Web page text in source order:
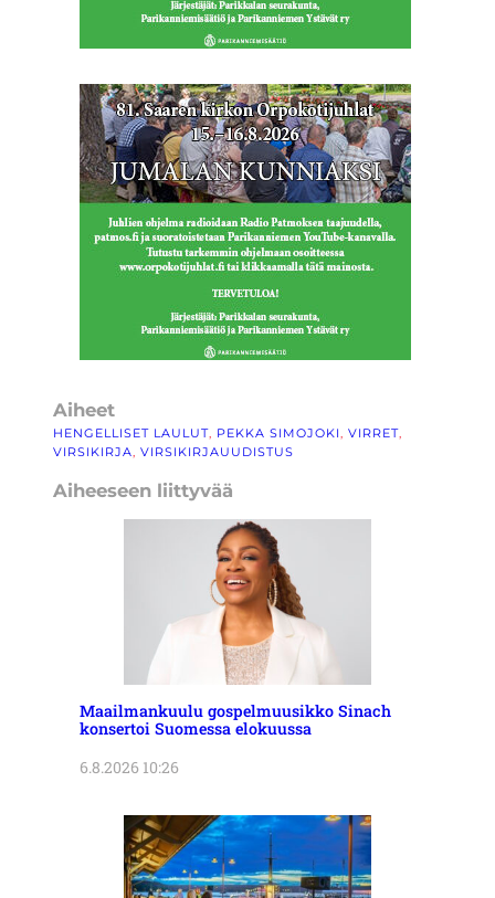
Aiheet
HENGELLISET LAULUT, PEKKA SIMOJOKI, VIRRET
VIRSIKIRJA, VIRSIKIRJAUUDISTUS
Aiheeseen liittyvää
Maailmankuulu gospelmuusikko Sinach
konsertoi Suomessa elokuussa
6.8.2026 10:26